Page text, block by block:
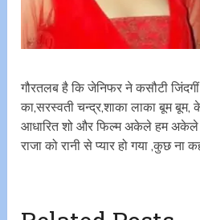
गौरतलब है कि जेनिफर ने कसौटी जिंदगीं
का,सरस्वती चन्द्र,शाका लाका बूम बूम,
आधारित शो और फिल्म अकेले हम अकेले
राजा को रानी से प्यार हो गया ,कुछ